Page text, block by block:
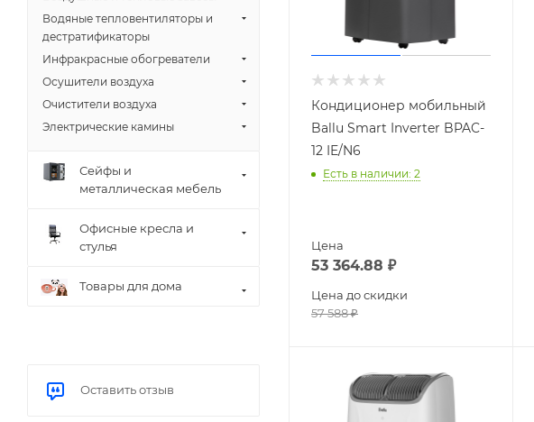
Кондиционер мобильный
Ballu Smart Inverter BPAC-
12 IE/N6
Есть в наличии: 2
Цена
53 364.88 ₽
Цена до скидки
57 588₽
Водяные тепловентиляторы и
дестратификаторы
Инфракрасные обогреватели
Осушители воздуха
Очистители воздуха
Электрические камины
Сейфы и
металлическая мебель
Офисные кресла и
стулья
Товары для дома
Оставить отзыв